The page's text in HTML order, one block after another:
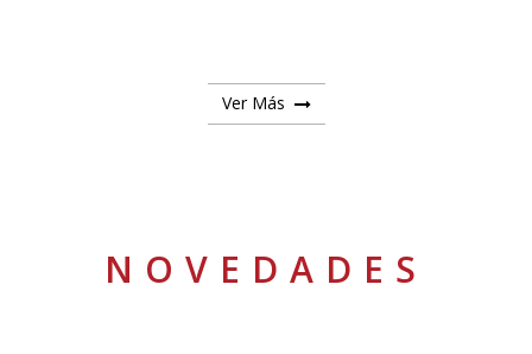
Ver Más
NOVEDADES